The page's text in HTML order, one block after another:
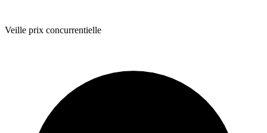
Veille prix concurrentielle